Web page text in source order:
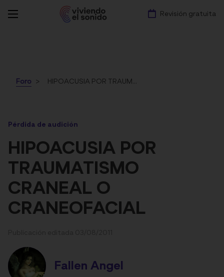
Revisión gratuita
Foro HIPOACUSIA POR TRAUMATISMO CRANEAL O CRANEOFACIAL
Pérdida de audición
HIPOACUSIA POR
TRAUMATISMO
CRANEAL O
CRANEOFACIAL
Fallen Angel